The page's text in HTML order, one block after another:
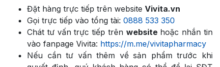
Đặt hàng trực tiếp trên website Vivita.vn
Gọi trực tiếp vào tổng tài: 0888 533 350
Chát tư vấn trực tiếp trên websitehoặc nhắn tin
vào fanpage Vivita: https://m.me/vivitapharmacy
Nếu cần tư vấn thêm về sản phẩm trước khi